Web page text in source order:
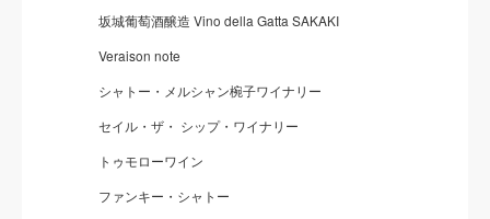
坂城葡萄酒醸造 Vino della Gatta SAKAKI
Veraison note
シャトー・メルシャン椀子ワイナリー
セイル・ザ・ シップ・ワイナリー
トゥモローワイン
ファンキー・シャトー